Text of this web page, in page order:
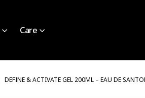
Care
DEFINE & ACTIVATE GEL 200ML – EAU DE